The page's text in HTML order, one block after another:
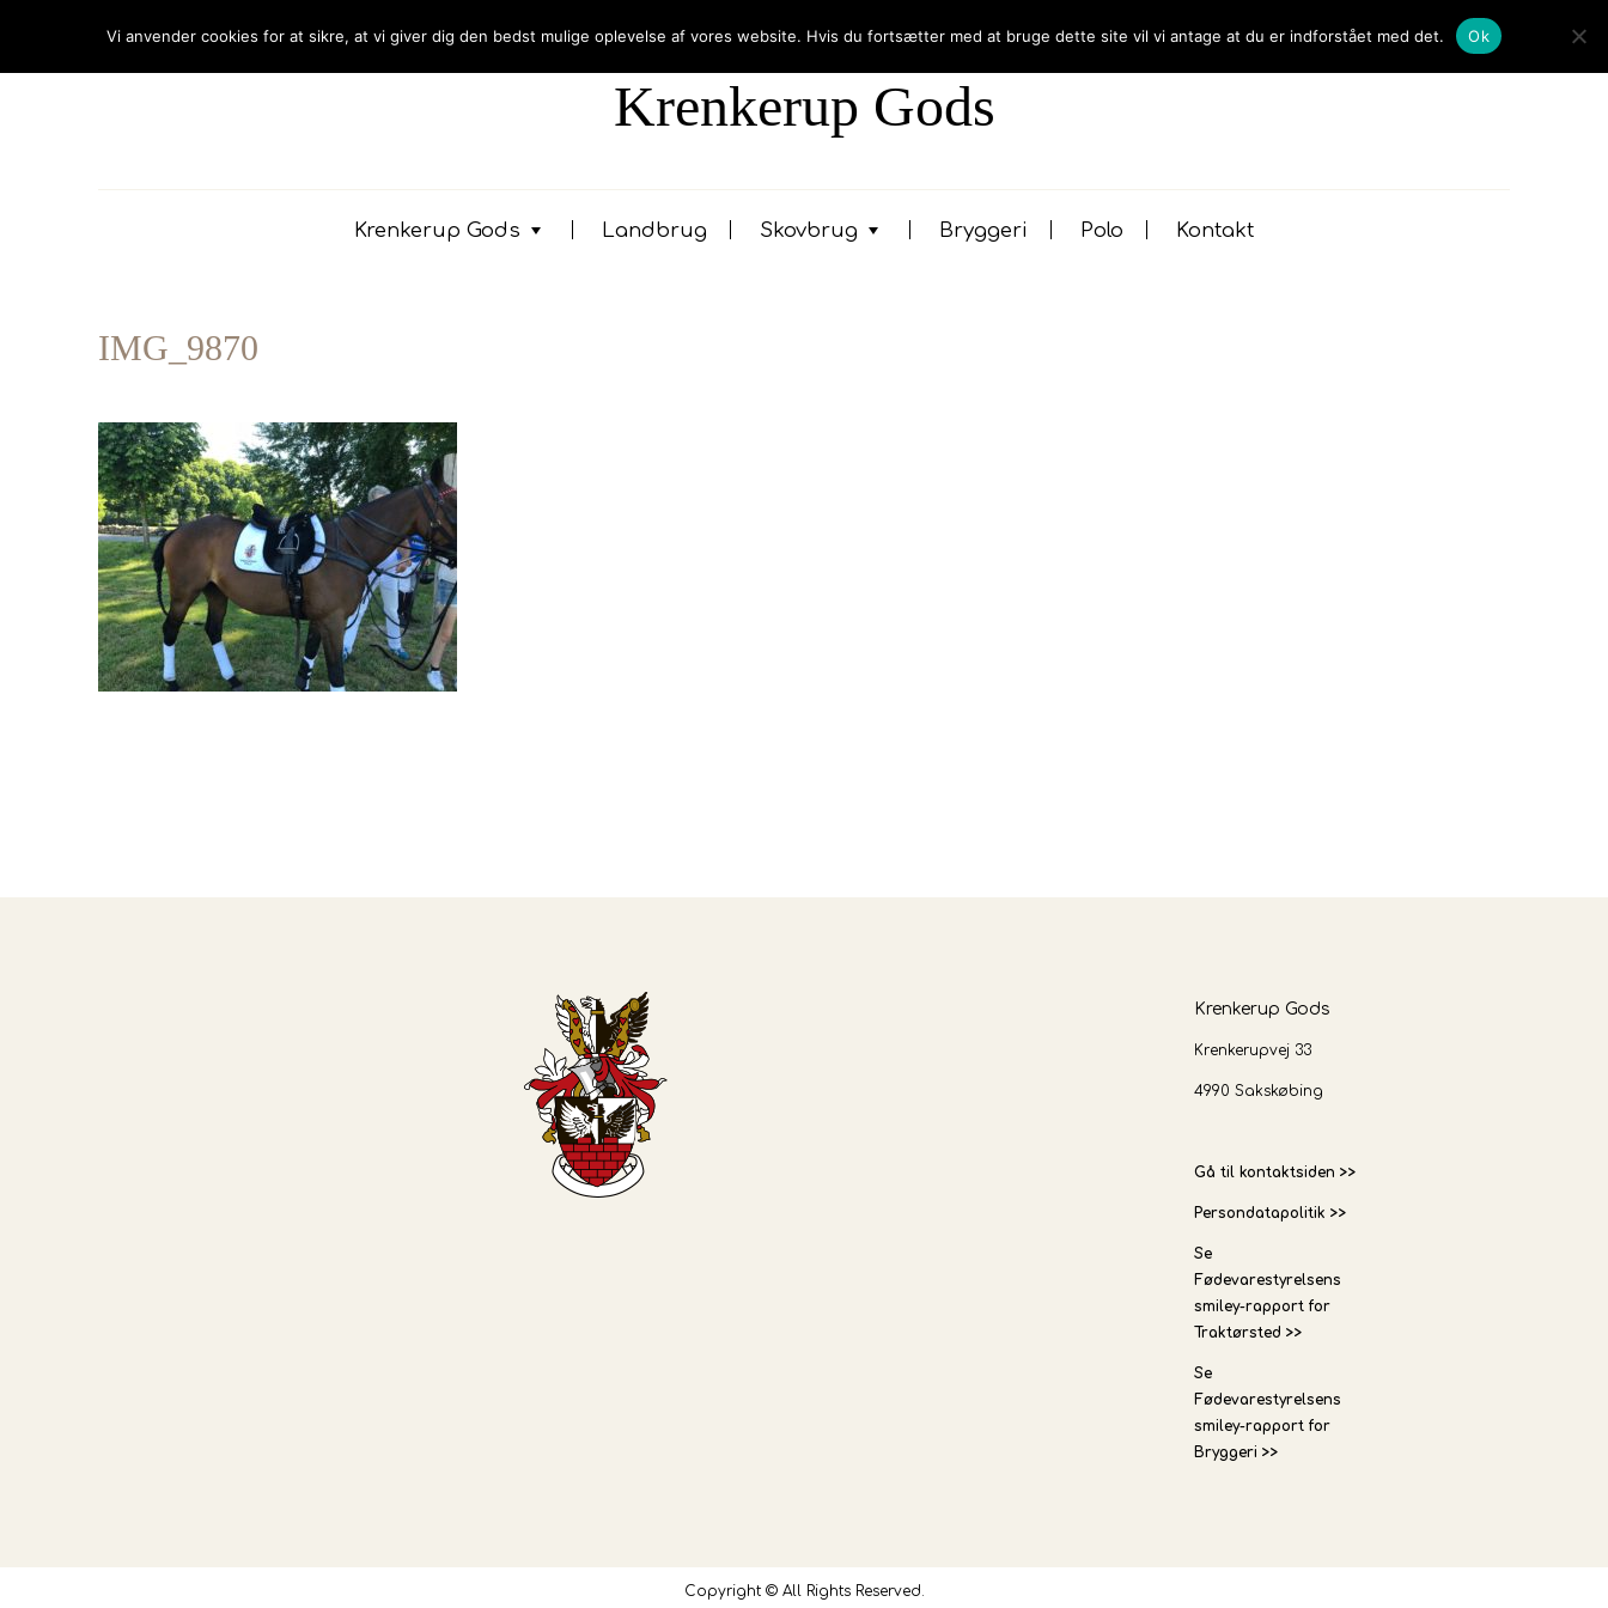
Krenkerup Gods
Krenkerup Gods Landbrug Skovbrug Bryggeri Polo Kontakt
IMG_9870
Krenkerup Gods
Krenkerupvej 33
4990 Sakskøbing
Gå til kontaktsiden >>
Persondatapolitik >>
Se
Fødevarestyrelsens
smiley-rapport for
Traktørsted >>
Se
Fødevarestyrelsens
smiley-rapport for
Bryggeri >>
Copyright © All Rights Reserved.
Vi anvender cookies for at sikre, at vi giver dig den bedst mulige oplevelse af vores website. Hvis du fortsætter med at bruge dette site vil vi antage at du er indforstået med det. Ok